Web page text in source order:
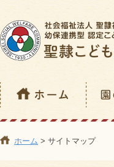
ホーム > サイトマップ